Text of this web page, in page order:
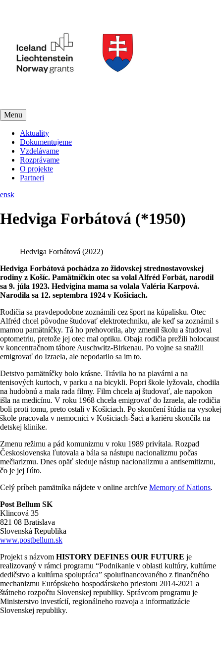
Menu
Aktuality
Dokumentujeme
Vzdelávame
Rozprávame
O projekte
Partneri
ensk
Hedviga Forbátová (*1950)
Hedviga Forbátová (2022)
Hedviga Forbátová pochádza zo židovskej strednostavovskej
rodiny z Košíc. Pamätníčkin otec sa volal Alfréd Forbát, narodil
sa 9. júla 1923. Hedvigina mama sa volala Valéria Karpová.
Narodila sa 12. septembra 1924 v Košiciach.
Rodičia sa pravdepodobne zoznámili cez šport na kúpalisku. Otec
Alfréd chcel pôvodne študovať elektrotechniku, ale keď sa zoznámil s
mamou pamätníčky. Tá ho prehovorila, aby zmenil školu a študoval
optometriu, pretože jej otec mal optiku. Obaja rodičia prežili holocaust
v koncentračnom tábore Auschwitz-Birkenau. Po vojne sa snažili
emigrovať do Izraela, ale nepodarilo sa im to.
Detstvo pamätníčky bolo krásne. Trávila ho na plavárni a na
tenisových kurtoch, v parku a na bicykli. Popri škole lyžovala, chodila
na hudobnú a mala rada filmy. Film chcela aj študovať, ale napokon
išla na medicínu. V roku 1968 chcela emigrovať do Izraela, ale rodičia
boli proti tomu, preto ostali v Košiciach. Po skončení štúdia na vysokej
škole pracovala v nemocnici v Košiciach-Šaci a kariéru skončila na
detskej klinike.
Zmenu režimu a pád komunizmu v roku 1989 privítala. Rozpad
Československa ľutovala a bála sa nástupu nacionalizmu počas
mečiarizmu. Dnes opäť sleduje nástup nacionalizmu a antisemitizmu,
čo je jej ľúto.
Celý príbeh pamätníka nájdete v online archíve Memory of Nations.
Post Bellum SK
Klincová 35
821 08 Bratislava
Slovenská Republika
www.postbellum.sk
Projekt s názvom HISTORY DEFINES OUR FUTURE je
realizovaný v rámci programu “Podnikanie v oblasti kultúry, kultúrne
dedičstvo a kultúrna spolupráca” spolufinancovaného z finančného
mechanizmu Európskeho hospodárskeho priestoru 2014-2021 a
štátneho rozpočtu Slovenskej republiky. Správcom programu je
Ministerstvo investícií, regionálneho rozvoja a informatizácie
Slovenskej republiky.